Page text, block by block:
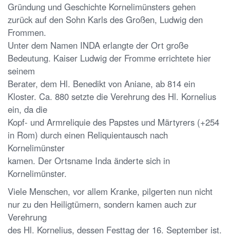
Gründung und Geschichte Kornelimünsters gehen
zurück auf den Sohn Karls des Großen, Ludwig den
Frommen.
Unter dem Namen INDA erlangte der Ort große
Bedeutung. Kaiser Ludwig der Fromme errichtete hier
seinem
Berater, dem Hl. Benedikt von Aniane, ab 814 ein
Kloster. Ca. 880 setzte die Verehrung des Hl. Kornelius
ein, da die
Kopf- und Armreliquie des Papstes und Märtyrers (+254
in Rom) durch einen Reliquientausch nach
Kornelimünster
kamen. Der Ortsname Inda änderte sich in
Kornelimünster.
Viele Menschen, vor allem Kranke, pilgerten nun nicht
nur zu den Heiligtümern, sondern kamen auch zur
Verehrung
des Hl. Kornelius, dessen Festtag der 16. September ist.